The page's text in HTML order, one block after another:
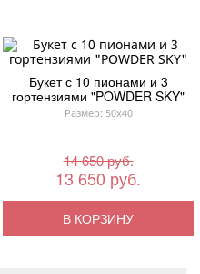
Букет с 10 пионами и 3
гортензиями "POWDER SKY"
Размер: 50x40
14 650 руб.
13 650 руб.
В КОРЗИНУ